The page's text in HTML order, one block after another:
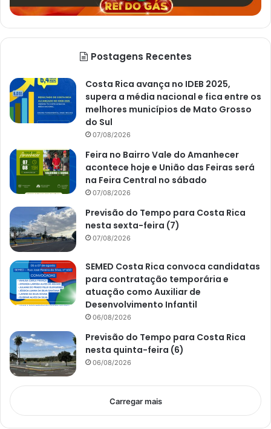
Postagens Recentes
Costa Rica avança no IDEB 2025,
supera a média nacional e fica entre os
melhores municípios de Mato Grosso
do Sul
07/08/2026
Feira no Bairro Vale do Amanhecer
acontece hoje e União das Feiras será
na Feira Central no sábado
07/08/2026
Previsão do Tempo para Costa Rica
nesta sexta-feira (7)
07/08/2026
SEMED Costa Rica convoca candidatas
para contratação temporária e
atuação como Auxiliar de
Desenvolvimento Infantil
06/08/2026
Previsão do Tempo para Costa Rica
nesta quinta-feira (6)
06/08/2026
Carregar mais